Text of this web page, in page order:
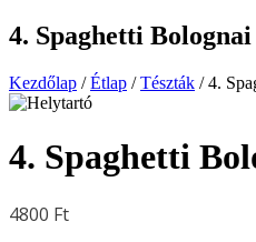
4. Spaghetti Bolognai
Kezdőlap /Étlap /Tészták / 4.
4. Spaghetti
4800 Ft